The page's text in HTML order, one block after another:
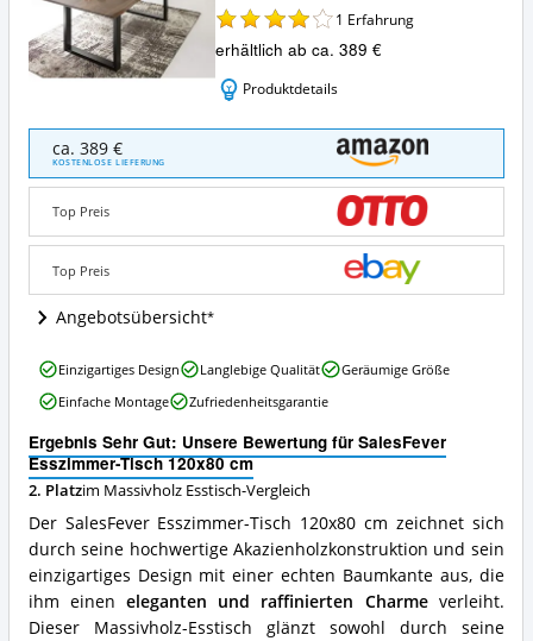
1 Erfahrung
erhältlich ab ca. 389 €
Produktdetails
SalesFever
Esszimmer-
Tisch
120x80
Angebote:
ist
dieser
Massivholz
erhältlich?
ca. 389 €
KOSTENLOSE LIEFERUNG
Top Preis
Top Preis
Angebotsübersicht
Ergebnis Sehr Gut: Unsere Bewertung für SalesFever
Esszimmer-Tisch 120x80 cm
2. Platzim Massivholz Esstisch-Vergleich
Der SalesFever Esszimmer-Tisch 120x80 cm zeichnet sich
durch seine hochwertige Akazienholzkonstruktion und sein
einzigartiges Design mit einer echten Baumkante aus, die
ihm eineneleganten und raffinierten Charmeverleiht.
Dieser Massivholz-Esstisch glänzt sowohl durch seine
SalesFever
Esszimmer-
Tisch
cm
Vorteile:
Was
spricht
für
diesen
Massivholz
Esstisch?
Einzigartiges Design Langlebige Qualität
Geräumige Größe
Einfache Montage
Zufriedenheitsgarantie